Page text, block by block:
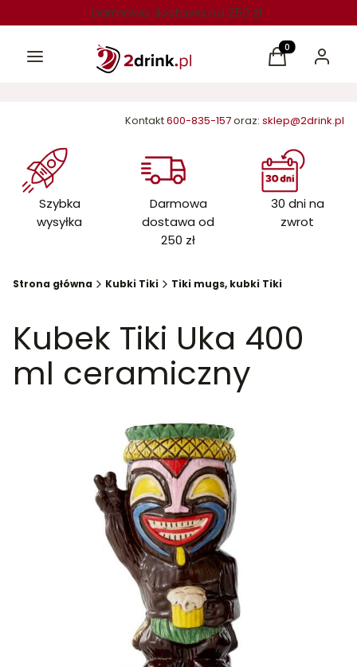
Darmowa dostawa od 250 zł
Menu Produkty w
Koszyk Zaloguj
Kontakt600-835-157oraz: sklep@2drink.pl
Szybka
wysyłka
Darmowa
dostawa od
250 zł
30 dni na
zwrot
Strona główna Kubki Tiki Tiki mugs, kubki Tiki
Kubek Tiki Uka 400
ml ceramiczny